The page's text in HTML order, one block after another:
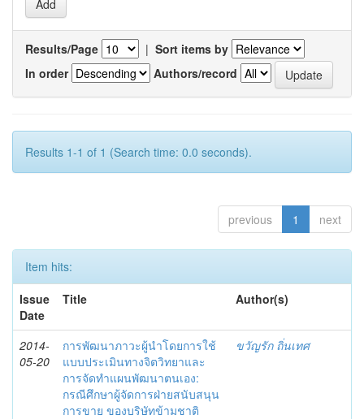
Results/Page | Sort items by
In order
Authors/record
Results 1-1 of 1 (Search time: 0.0 seconds).
previous 1 next
Item hits:
Issue
Date
Title Author(s)
2014-
05-20
การพัฒนาภาวะผู้นำโดยการใช้
แบบประเมินทางจิตวิทยาและ
การจัดทำแผนพัฒนาตนเอง:
กรณีศึกษาผู้จัดการฝ่ายสนับสนุน
การขาย ของบริษัทข้ามชาติ
ขวัญรัก ถิ่นเทศ